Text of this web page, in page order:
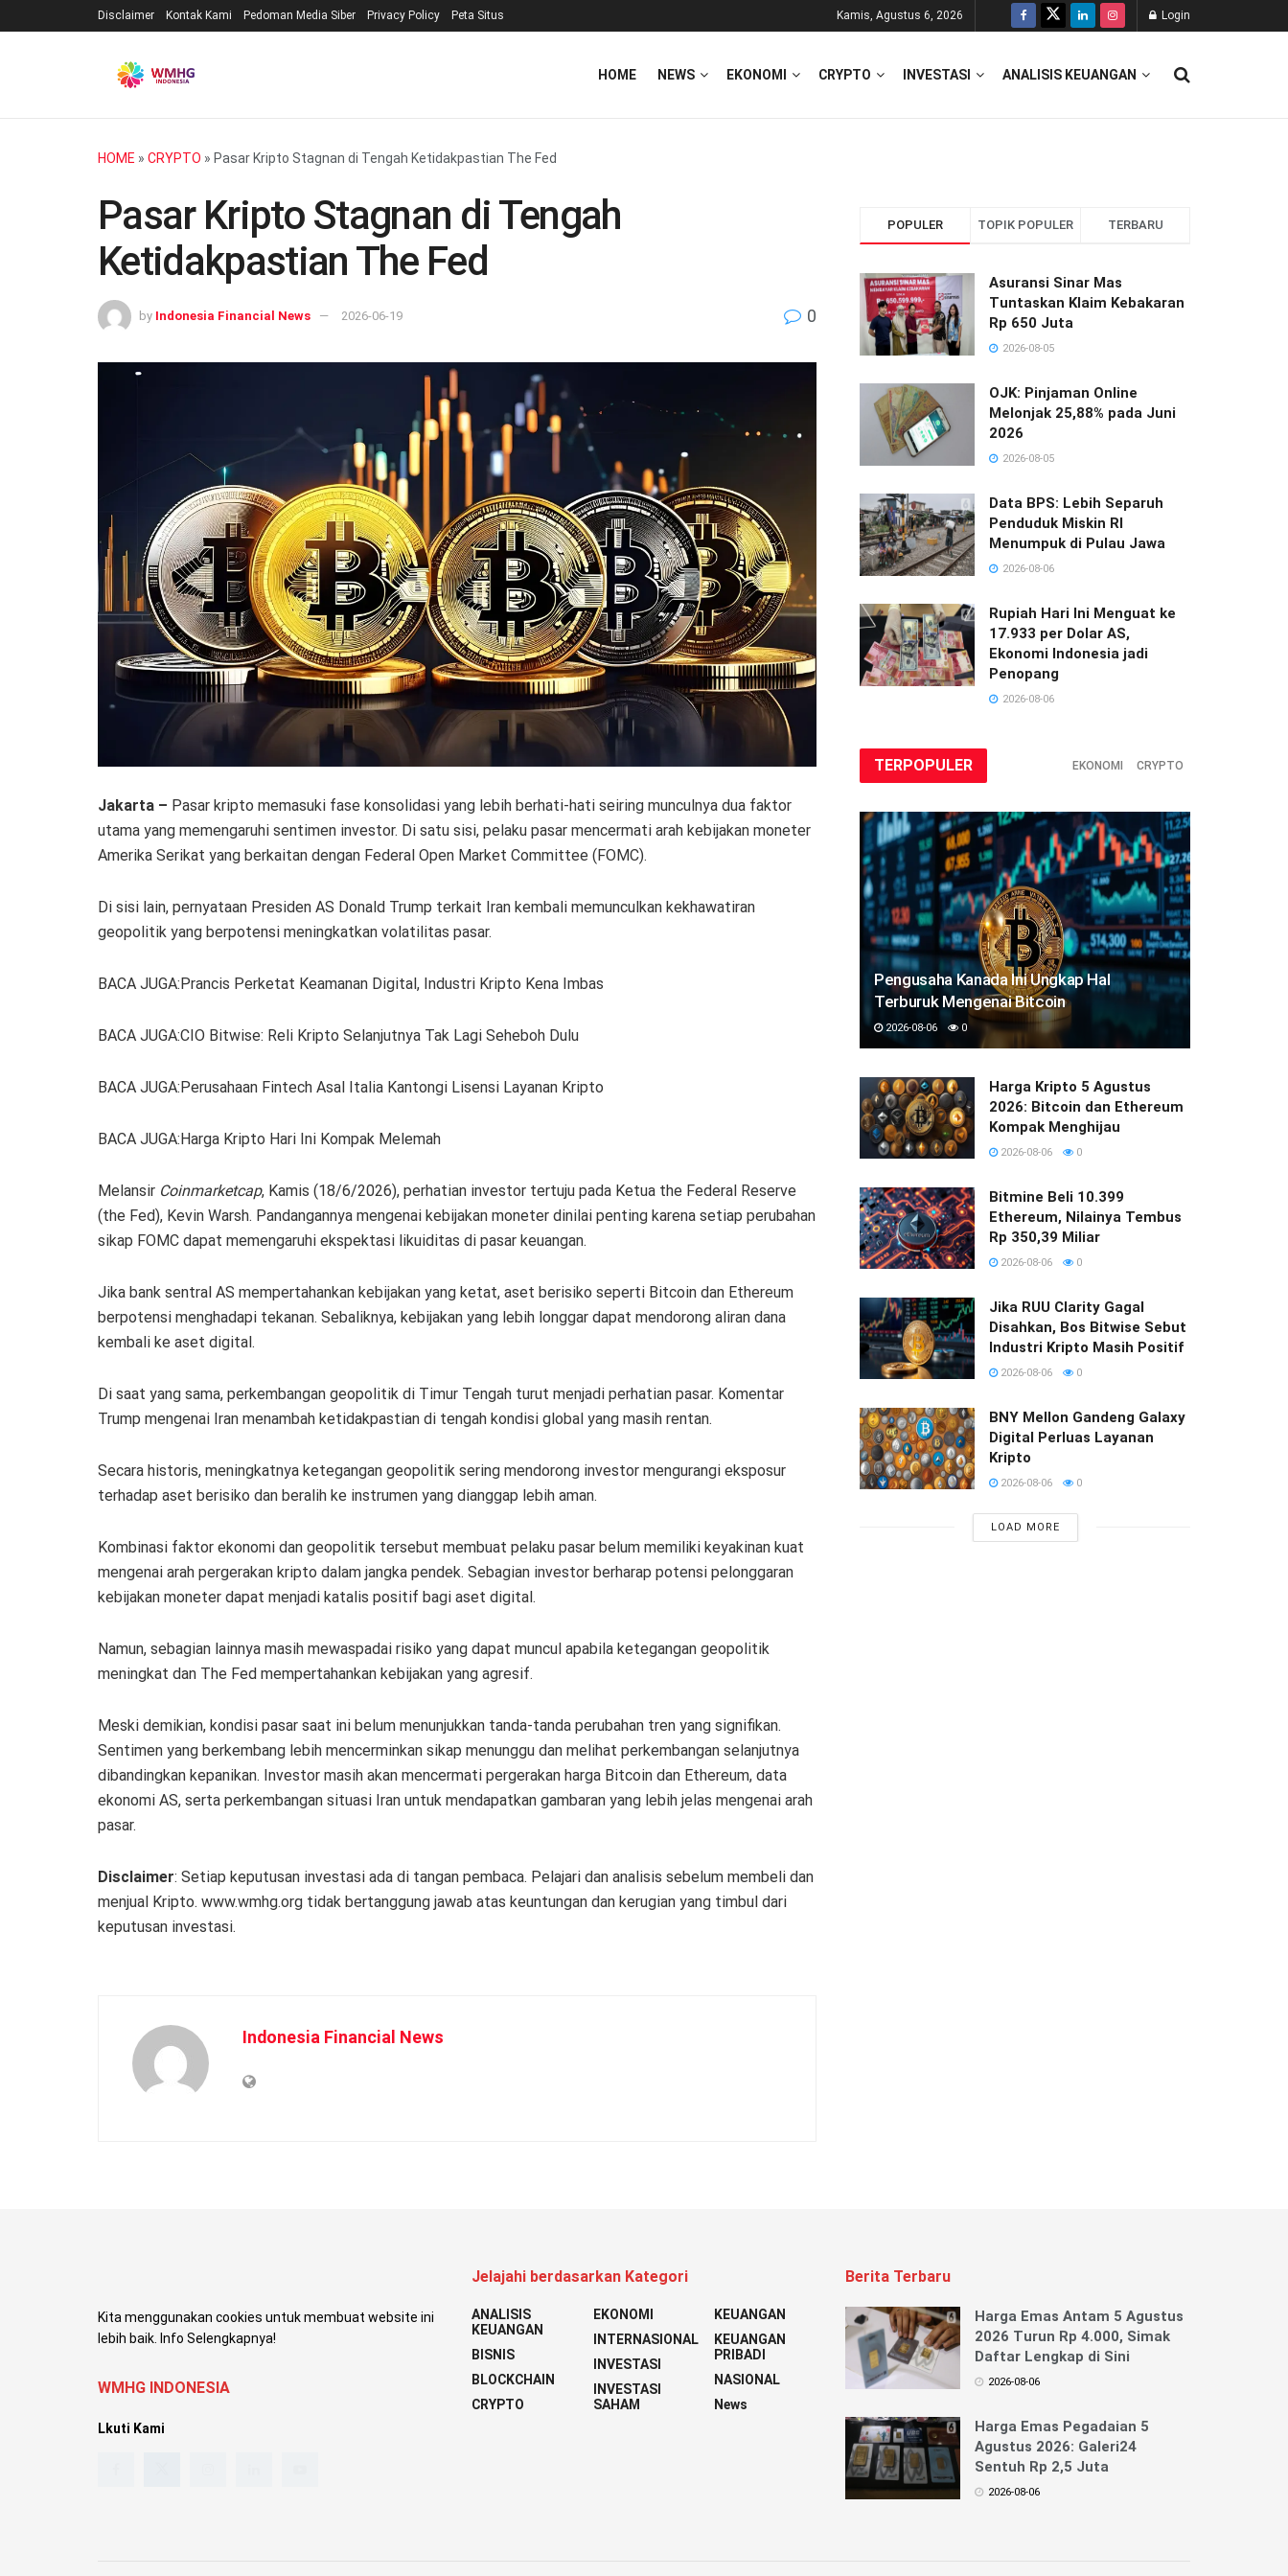
Disclaimer Kontak Kami Pedoman Media Siber Privacy Policy Peta Situs Kamis, Agustus 6, 2026 Login
HOME NEWS EKONOMI CRYPTO INVESTASI ANALISIS KEUANGAN
HOME » CRYPTO » Pasar Kripto Stagnan di Tengah Ketidakpastian The Fed
Pasar Kripto Stagnan di Tengah
Ketidakpastian The Fed
by Indonesia Financial News 2026-06-19 0
Jakarta – Pasar kripto memasuki fase konsolidasi yang lebih berhati-hati seiring munculnya dua faktor
utama yang memengaruhi sentimen investor. Di satu sisi, pelaku pasar mencermati arah kebijakan moneter
Amerika Serikat yang berkaitan dengan Federal Open Market Committee (FOMC).
Di sisi lain, pernyataan Presiden AS Donald Trump terkait Iran kembali memunculkan kekhawatiran
geopolitik yang berpotensi meningkatkan volatilitas pasar.
BACA JUGA:Prancis Perketat Keamanan Digital, Industri Kripto Kena Imbas
BACA JUGA:CIO Bitwise: Reli Kripto Selanjutnya Tak Lagi Seheboh Dulu
BACA JUGA:Perusahaan Fintech Asal Italia Kantongi Lisensi Layanan Kripto
BACA JUGA:Harga Kripto Hari Ini Kompak Melemah
Melansir Coinmarketcap, Kamis (18/6/2026), perhatian investor tertuju pada Ketua the Federal Reserve
(the Fed), Kevin Warsh. Pandangannya mengenai kebijakan moneter dinilai penting karena setiap perubahan
sikap FOMC dapat memengaruhi ekspektasi likuiditas di pasar keuangan.
Jika bank sentral AS mempertahankan kebijakan yang ketat, aset berisiko seperti Bitcoin dan Ethereum
berpotensi menghadapi tekanan. Sebaliknya, kebijakan yang lebih longgar dapat mendorong aliran dana
kembali ke aset digital.
Di saat yang sama, perkembangan geopolitik di Timur Tengah turut menjadi perhatian pasar. Komentar
Trump mengenai Iran menambah ketidakpastian di tengah kondisi global yang masih rentan.
Secara historis, meningkatnya ketegangan geopolitik sering mendorong investor mengurangi eksposur
terhadap aset berisiko dan beralih ke instrumen yang dianggap lebih aman.
Kombinasi faktor ekonomi dan geopolitik tersebut membuat pelaku pasar belum memiliki keyakinan kuat
mengenai arah pergerakan kripto dalam jangka pendek. Sebagian investor berharap potensi pelonggaran
kebijakan moneter dapat menjadi katalis positif bagi aset digital.
Namun, sebagian lainnya masih mewaspadai risiko yang dapat muncul apabila ketegangan geopolitik
meningkat dan The Fed mempertahankan kebijakan yang agresif.
Meski demikian, kondisi pasar saat ini belum menunjukkan tanda-tanda perubahan tren yang signifikan.
Sentimen yang berkembang lebih mencerminkan sikap menunggu dan melihat perkembangan selanjutnya
dibandingkan kepanikan. Investor masih akan mencermati pergerakan harga Bitcoin dan Ethereum, data
ekonomi AS, serta perkembangan situasi Iran untuk mendapatkan gambaran yang lebih jelas mengenai arah
pasar.
Disclaimer: Setiap keputusan investasi ada di tangan pembaca. Pelajari dan analisis sebelum membeli dan
menjual Kripto. www.wmhg.org tidak bertanggung jawab atas keuntungan dan kerugian yang timbul dari
keputusan investasi.
Indonesia Financial News
POPULER TOPIK POPULER TERBARU
Asuransi Sinar Mas
Tuntaskan Klaim Kebakaran
Rp 650 Juta
2026-08-05
OJK: Pinjaman Online
Melonjak 25,88% pada Juni
2026
2026-08-05
Data BPS: Lebih Separuh
Penduduk Miskin RI
Menumpuk di Pulau Jawa
2026-08-06
Rupiah Hari Ini Menguat ke
17.933 per Dolar AS,
Ekonomi Indonesia jadi
Penopang
2026-08-06
TERPOPULER EKONOMI CRYPTO
Pengusaha Kanada Ini Ungkap Hal
Terburuk Mengenai Bitcoin
2026-08-06 0
Harga Kripto 5 Agustus
2026: Bitcoin dan Ethereum
Kompak Menghijau
2026-08-06 0
Bitmine Beli 10.399
Ethereum, Nilainya Tembus
Rp 350,39 Miliar
2026-08-06 0
Jika RUU Clarity Gagal
Disahkan, Bos Bitwise Sebut
Industri Kripto Masih Positif
2026-08-06 0
BNY Mellon Gandeng Galaxy
Digital Perluas Layanan
Kripto
2026-08-06 0
LOAD MORE
Kita menggunakan cookies untuk membuat website ini
lebih baik. Info Selengkapnya!
WMHG INDONESIA
Lkuti Kami
Jelajahi berdasarkan Kategori
ANALISIS
KEUANGAN
BISNIS
BLOCKCHAIN
CRYPTO
EKONOMI
INTERNASIONAL
INVESTASI
INVESTASI
SAHAM
KEUANGAN
KEUANGAN
PRIBADI
NASIONAL
News
Berita Terbaru
Harga Emas Antam 5 Agustus
2026 Turun Rp 4.000, Simak
Daftar Lengkap di Sini
2026-08-06
Harga Emas Pegadaian 5
Agustus 2026: Galeri24
Sentuh Rp 2,5 Juta
2026-08-06